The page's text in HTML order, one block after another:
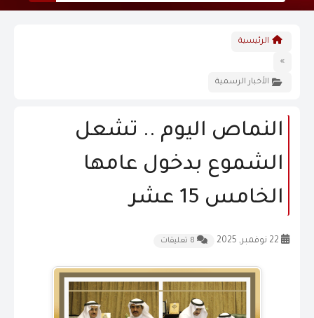
نبذة عن النماص
الرؤية و الرسالة
الاخبار
الشكاوى و الاقتراحات
الرئيسية
»
الأخبار الرسمية
النماص اليوم .. تشعل
الشموع بدخول عامها
الخامس 15 عشر